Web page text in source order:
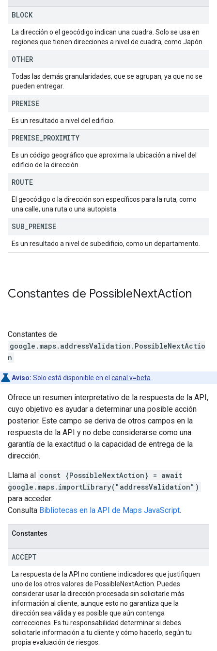
BLOCK
La dirección o el geocódigo indican una cuadra. Solo se usa en
regiones que tienen direcciones a nivel de cuadra, como Japón.
OTHER
Todas las demás granularidades, que se agrupan, ya que no se
pueden entregar.
PREMISE
Es un resultado a nivel del edificio.
PREMISE PROXIMITY
Es un código geográfico que aproxima la ubicación a nivel del
edificio de la dirección.
ROUTE
El geocódigo o la dirección son específicos para la ruta, como
una calle, una ruta o una autopista.
SUB PREMISE
Es un resultado a nivel de subedificio, como un departamento.
Constantes de PossibleNextAction
Constantes de
google.maps.addressValidation . PossibleNextActio
n
Aviso: Solo está disponible en el canal v=beta
Ofrece un resumen interpretativo de la respuesta de la API,
cuyo objetivo es ayudar a determinar una posible acción
posterior. Este campo se deriva de otros campos en la
respuesta de la API y no debe considerarse como una
garantía de la exactitud o la capacidad de entrega de la
dirección.
Llama al const {PossibleNextAction} = await
google.maps.importLibrary("addressValidation")
para acceder.
Consulta Bibliotecas en la API de Maps JavaScript.
Constantes
ACCEPT
La respuesta de la API no contiene indicadores que justifiquen
uno de los otros valores de PossibleNextAction. Puedes
considerar usar la dirección procesada sin solicitarle más
información al cliente, aunque esto no garantiza que la
dirección sea válida y es posible que aún contenga
correcciones. Es tu responsabilidad determinar si debes
solicitarle información a tu cliente y cómo hacerlo, según tu
propia evaluación de riesgos.